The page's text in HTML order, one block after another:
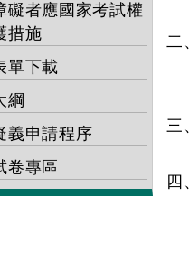
礙者應國家考試權
措施
單下載
綱
義申請程序
卷專區
二
三
四